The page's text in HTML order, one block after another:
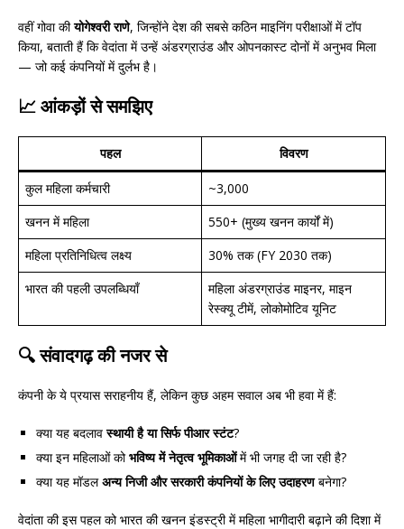
वहीं गोवा कीयोगेश्वरी राणे, जिन्होंने देश की सबसे कठिन माइनिंग परीक्षाओं में टॉप
किया, बताती हैं कि वेदांता में उन्हें अंडरग्राउंड और ओपनकास्ट दोनों में अनुभव मिला
— जो कई कंपनियों में दुर्लभ है।
📈 आंकड़ों से समझिए
पहल विवरण
कुल महिला कर्मचारी
~3,000
खनन में महिला
550+ (मुख्य खनन कार्यों में)
महिला प्रतिनिधित्व लक्ष्य
30% तक (FY 2030 तक)
भारत की पहली उपलब्धियाँ
महिला अंडरग्राउंड माइनर, माइन
रेस्क्यू टीमें, लोकोमोटिव यूनिट
🔍 संवादगढ़ की नजर से
कंपनी के ये प्रयास सराहनीय हैं, लेकिन कुछ अहम सवाल अब भी हवा में हैं:
क्या यह बदलावस्थायी है या सिर्फ पीआर स्टंट?
क्या इन महिलाओं कोभविष्य में नेतृत्व भूमिकाओंमें भी जगह दी जा रही है?
क्या यह मॉडलअन्य निजी और सरकारी कंपनियों के लिए उदाहरणबनेगा?
वेदांता की इस पहल को भारत की खनन इंडस्ट्री में महिला भागीदारी बढ़ाने की दिशा में